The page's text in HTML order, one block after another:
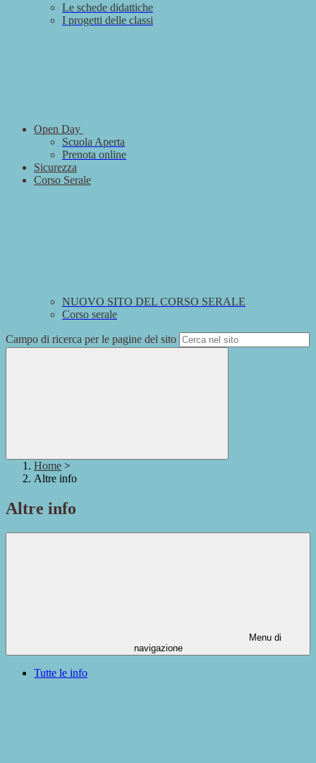
Le schede didattiche
I progetti delle classi
Open Day
Scuola Aperta
Prenota online
Sicurezza
Corso Serale
NUOVO SITO DEL CORSO SERALE
Corso serale
Campo di ricerca per le pagine del sito
Home >
Altre info
Altre info
Menu di
navigazione
Tutte le info